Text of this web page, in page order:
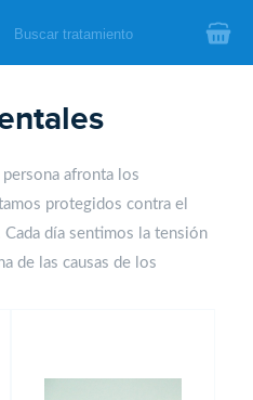
afronta los
protegidos contra el
día sentimos la tensión
de las causas de los